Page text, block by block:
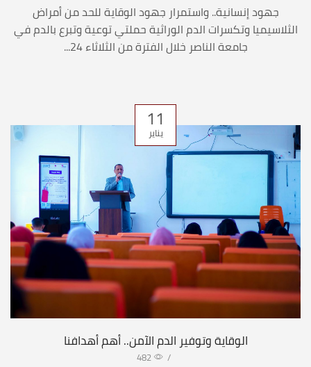
جهود إنسانية.. واستمرار جهود الوقاية للحد من أمراض
الثلاسيميا وتكسرات الدم الوراثية حملتي توعية وتبرع بالدم في
جامعة الناصر خلال الفترة من الثلاثاء 24...
11
يناير
الوقاية وتوفير الدم الآمن.. أهم أهدافنا
/
482